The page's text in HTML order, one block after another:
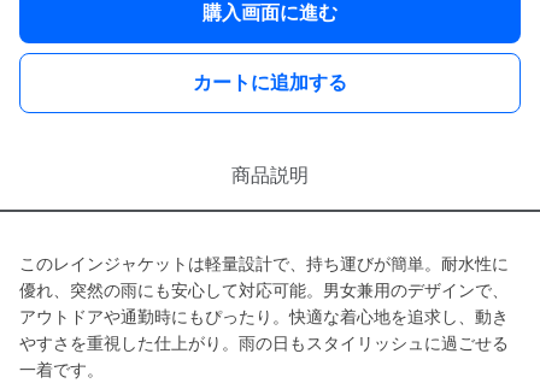
購入画面に進む
カートに追加する
商品説明
このレインジャケットは軽量設計で、持ち運びが簡単。耐水性に
優れ、突然の雨にも安心して対応可能。男女兼用のデザインで、
アウトドアや通勤時にもぴったり。快適な着心地を追求し、動き
やすさを重視した仕上がり。雨の日もスタイリッシュに過ごせる
一着です。